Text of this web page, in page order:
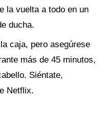
la vuelta a todo en un
ducha.
caja, pero asegúrese
más de 45 minutos,
Siéntate,
Netflix.